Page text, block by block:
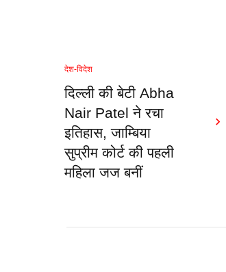
देश-विदेश
दिल्ली की बेटी Abha
Nair Patel ने रचा
इतिहास, जाम्बिया
सुप्रीम कोर्ट की पहली
महिला जज बनीं